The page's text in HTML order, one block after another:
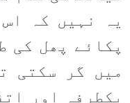
یہ نہیں کہ
پکائے پھل کی
میں گر سکتی